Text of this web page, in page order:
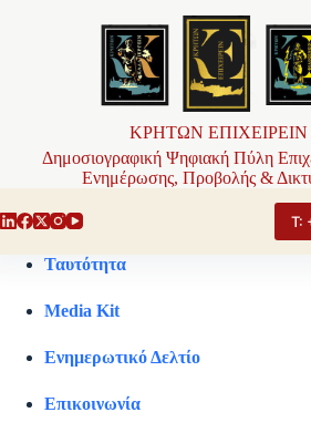
ΚΡΗΤΩΝ ΕΠΙΧΕΙΡΕΙΝ
Δημοσιογραφική Ψηφιακή Πύλη
Ενημέρωσης, Προβολής &
Τ:
Ταυτότητα
Media Kit
Ενημερωτικό Δελτίο
Επικοινωνία